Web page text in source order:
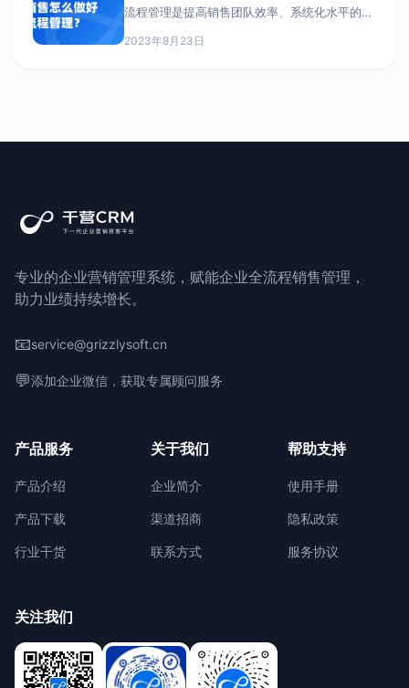
商机评级,确定工作优先级和所需资源投入,重点
流程管理是提高销售团队效率、系统化水平的关
清晰化,确保销售活动有条不紊地进行。要做好
2023年8月23日
专业的企业营销管理系统，赋能企业全流程销售管理，
助力业绩持续增长。
📧service@grizzlysoft.cn
💬添加企业微信，获取专属顾问服务
产品服务
产品介绍
产品下载
行业干货
关于我们
企业简介
渠道招商
联系方式
帮助支持
使用手册
隐私政策
服务协议
关注我们